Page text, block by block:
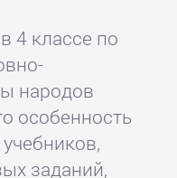
4 классе по
народов
особенность
заданий,